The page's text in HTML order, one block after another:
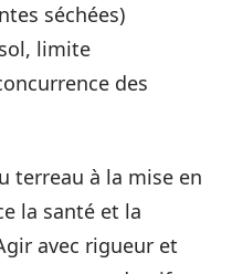
séchées)
limite
des
terreau à la mise en
la santé et la
avec rigueur et